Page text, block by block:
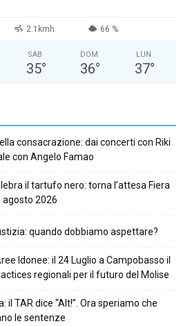
2.1kmh 66 %
SAB
35°
DOM
36°
LUN
37°
consacrazione: dai concerti con Riki
con Angelo Famao
il tartufo nero: torna l’attesa Fiera
agosto 2026
quando dobbiamo aspettare?
Idonee: il 24 Luglio a Campobasso il
regionali per il futuro del Molise
il TAR dice “Alt!”. Ora speriamo che
le sentenze